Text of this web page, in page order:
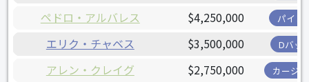
ペドロ・アルバレス $4,250,000 パイレ
エリク・チャベス $3,500,000 Dバッ
アレン・クレイグ $2,750,000 カージ